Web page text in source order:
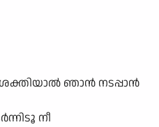
ഞാൻ നടപ്പാൻ
നീ